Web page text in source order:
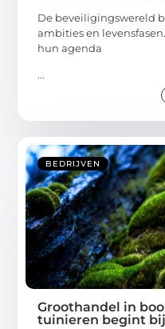
De beveiligingswereld
ambities en
hun agenda
...
BEDRIJVEN
Groothandel in
tuinieren begint